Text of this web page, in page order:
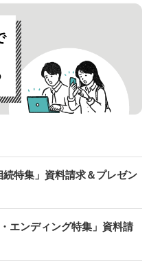
特集」資料請求＆プレゼン
エンディング特集」資料請